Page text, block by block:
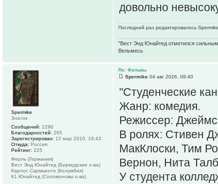
довольно
Последний раз редактировалось
"Вест Энд Юнайтед отметился сильным
Вельмесь
Re: Фильмы
Spermike 04 авг 2026, 09:40
"Студенческие
Жанр: комедия.
Режиссер:
В ролях: Стивен
МакКлоски, Тим
Вернон, Нита
У студента
Spermike
Знаток
Сообщений: 2290
Благодарностей: 265
Зарегистрирован: 12 мар 2010, 19:43
Откуда: Россия
Рейтинг: 225
Ферль (Германия)
Вест Энд Юнайтед (Бермудские о-ва)
Карлос Сармьенто (Колумбия)
К1 Юнайтед (Соломоновы о-ва)